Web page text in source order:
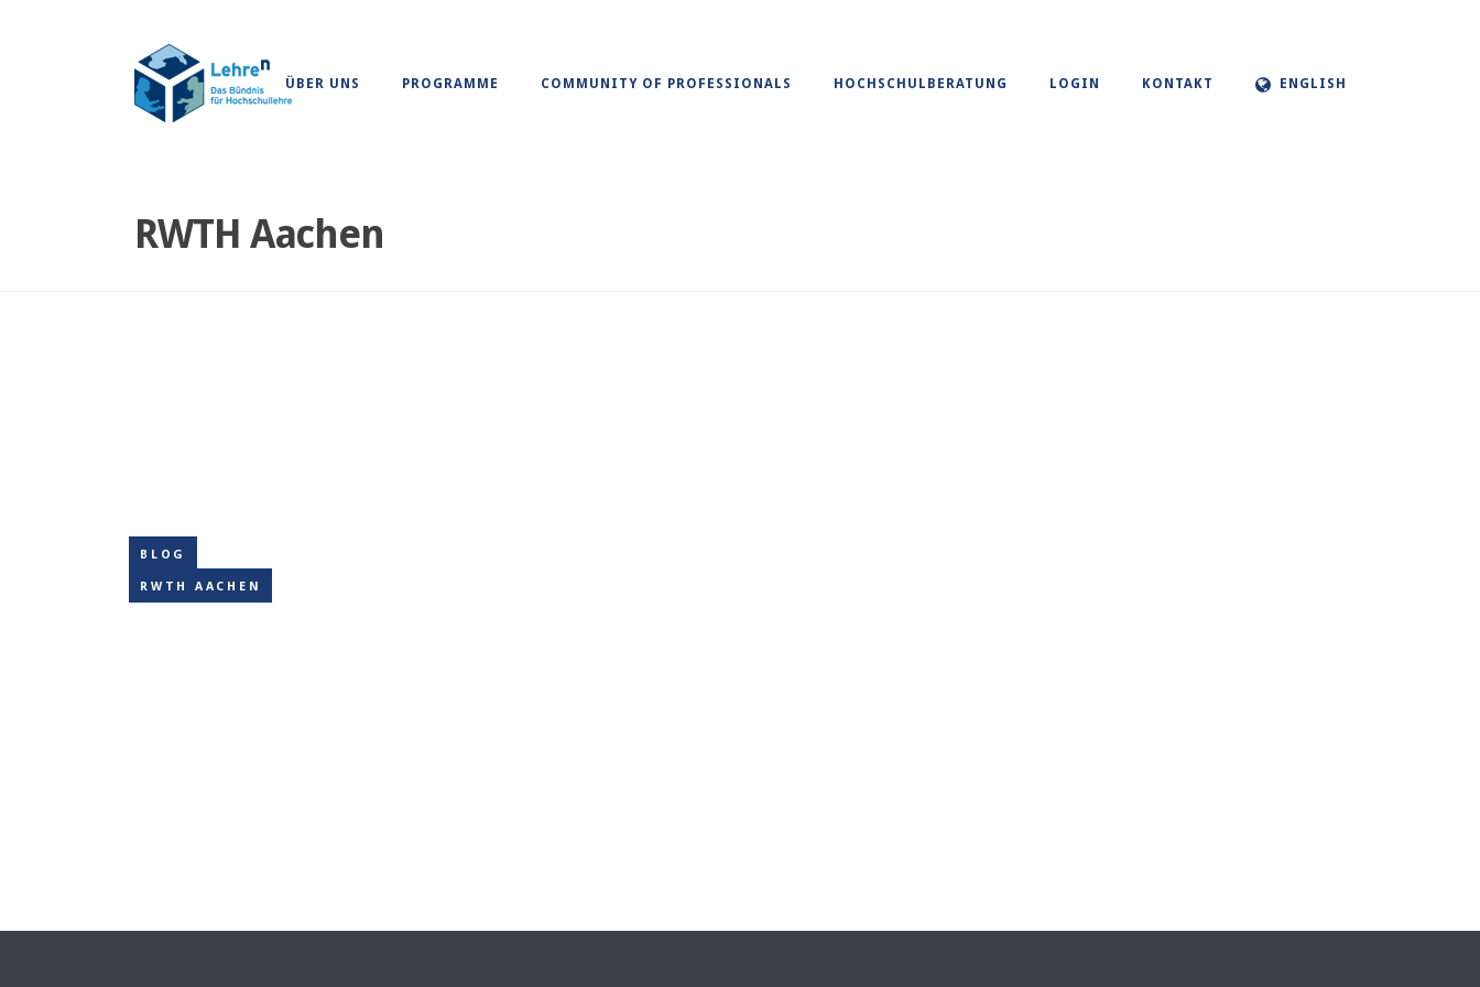
ÜBER UNS PROGRAMME COMMUNITY OF PROFESSIONALS HOCHSCHULBERATUNG LOGIN KONTAKT ENGLISH
RWTH Aachen
BLOG
RWTH AACHEN